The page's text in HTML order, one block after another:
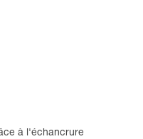
à l'échancrure